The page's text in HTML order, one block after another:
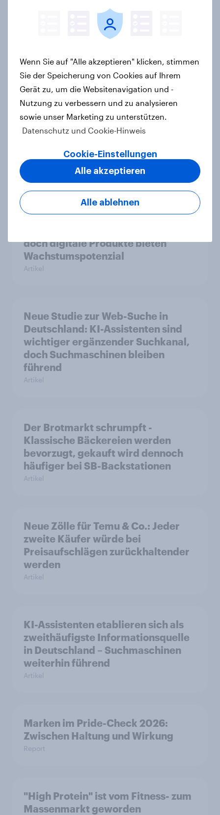
mehr als Symbolik
Artikel
Spotlight: Werteorientierte
Verbraucher 2026
die Suche übernimmt
Das Geschäft mit dem Schlaf: Frei
doch digitale Produkte bieten
Wachstumspotenzial
Artikel
Neue Studie zur Web-Suche in
Deutschland: KI-Assistenten sind
wichtiger ergänzender Suchkanal,
doch Suchmaschinen bleiben
führend
Artikel
Der Brotmarkt schrumpft -
Klassische Bäckereien werden
bevorzugt, gekauft wird dennoch
häufiger bei SB-Backstationen
Artikel
Neue Zölle für Temu & Co.: Jeder
zweite Käufer würde bei
Preisaufschlägen zurückhaltender
werden
Artikel
KI-Assistenten etablieren sich als
zweithäufigste Informationsquelle
in Deutschland – Suchmaschinen
weiterhin führend
Artikel
Marken im Pride-Check 2026:
Zwischen Haltung und Wirkung
Report
"High Protein" ist vom Fitness- zum
Massenmarkt geworden
Wenn Sie auf "Alle akzeptieren" klicken, stimmen
Sie der Speicherung von Cookies auf Ihrem
Gerät zu, um die Websitenavigation und -
Nutzung zu verbessern und zu analysieren
sowie unser Marketing zu unterstützen.
Datenschutz und Cookie-Hinweis
Cookie-Einstellungen
Alle ablehnen
Alle akzeptieren